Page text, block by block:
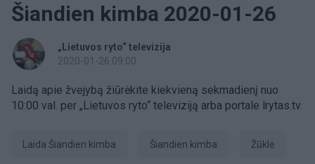
Šiandien kimba 2020-01-26
„Lietuvos ryto“ televizija
2020-01-26 09:00
Laidą apie žvejybą žiūrėkite kiekvieną sekmadienį nuo
10:00 val. per „Lietuvos ryto“ televiziją arba portale lrytas.tv.
laida Šiandien kimba šiandien kimba Žūklė